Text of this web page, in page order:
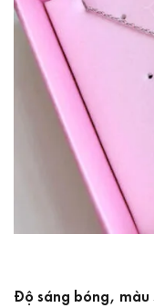
Độ sáng bóng, màu